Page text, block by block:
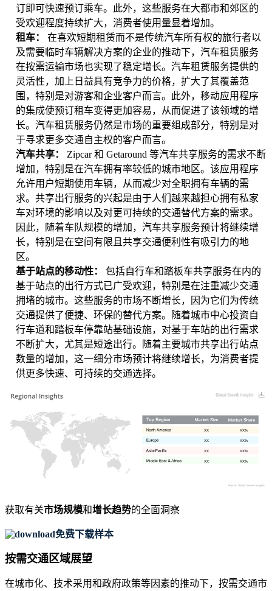
订即可快速预订乘车。此外，这些服务在大都市和郊区的
受欢迎程度持续扩大，消费者使用量显着增加。
租车： 在喜欢短期租赁而不是传统汽车所有权的旅行者以
及需要临时车辆解决方案的企业的推动下，汽车租赁服务
在按需运输市场也实现了稳定增长。汽车租赁服务提供的
灵活性，加上日益具有竞争力的价格，扩大了其覆盖范
围，特别是对游客和企业客户而言。此外，移动应用程序
的集成使预订租车变得更加容易，从而促进了该领域的增
长。汽车租赁服务仍然是市场的重要组成部分，特别是对
于寻求更多交通自主权的客户而言。
汽车共享： Zipcar 和 Getaround 等汽车共享服务的需求不断
增加，特别是在汽车拥有率较低的城市地区。该应用程序
允许用户短期使用车辆，从而减少对全职拥有车辆的需
求。共享出行服务的兴起是由于人们越来越担心拥有私家
车对环境的影响以及对更可持续的交通替代方案的需求。
因此，随着车队规模的增加，汽车共享服务预计将继续增
长，特别是在空间有限且共享交通便利性有吸引力的地
区。
基于站点的移动性： 包括自行车和踏板车共享服务在内的
基于站点的出行方式已广受欢迎，特别是在注重减少交通
拥堵的城市。这些服务的市场不断增长，因为它们为传统
交通提供了便捷、环保的替代方案。随着城市中心投资自
行车道和踏板车停靠站基础设施，对基于车站的出行需求
不断扩大，尤其是短途出行。随着主要城市共享出行站点
数量的增加，这一细分市场预计将继续增长，为消费者提
供更多快速、可持续的交通选择。
XX%
XX
XX%
XX
XX%
XX
XX%
XX
获取有关市场规模和增长趋势的全面洞察
免费下载样本
按需交通区域展望
在城市化、技术采用和政府政策等因素的推动下，按需交通市